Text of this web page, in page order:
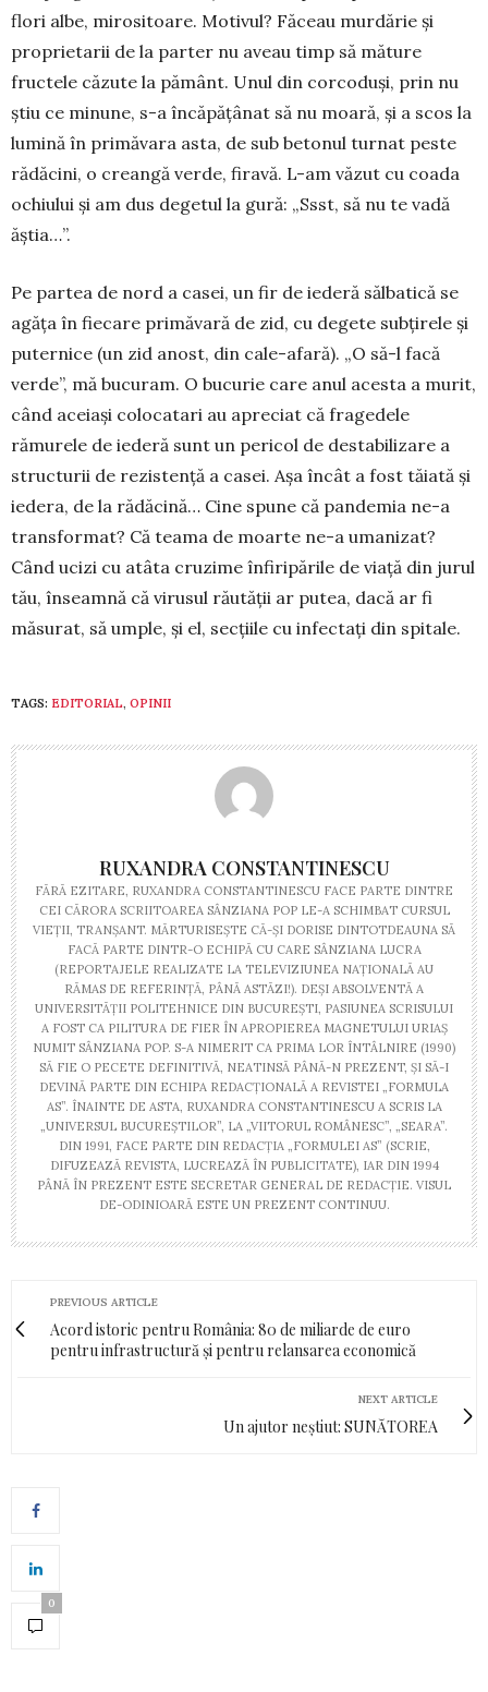
flori albe, mirositoare. Motivul? Fă­ceau murdărie și
proprietarii de la parter nu aveau timp să măture
fructele căzute la pământ. Unul din corcoduși, prin nu
știu ce minune, s-a încăpățânat să nu moară, și a scos la
lumină în primăvara asta, de sub betonul turnat peste
rădăcini, o creangă verde, firavă. L-am văzut cu coada
ochiului și am dus de­getul la gură: „Ssst, să nu te vadă
ăștia…”.
Pe partea de nord a casei, un fir de iederă săl­ba­tică se
agăța în fiecare primăvară de zid, cu degete sub­țirele și
puternice (un zid anost, din cale-afară). „O să-l facă
verde”, mă bucuram. O bucurie care anul acesta a murit,
când aceiași colocatari au apre­ciat că fragedele
rămurele de iederă sunt un pericol de destabilizare a
structurii de rezistență a casei. Așa în­cât a fost tăiată și
iedera, de la rădăcină… Cine spu­ne că pandemia ne-a
transformat? Că teama de moarte ne-a umanizat?
Când ucizi cu atâta cruzime înfiripările de viață din jurul
tău, înseamnă că virusul răutății ar putea, dacă ar fi
măsurat, să umple, și el, secțiile cu infectați din spitale.
TAGS: EDITORIAL, OPINII
RUXANDRA CONSTANTINESCU
FĂRĂ EZITARE, RUXANDRA CONSTANTINESCU FACE PARTE DINTRE
CEI CĂRORA SCRIITOAREA SÂNZIANA POP LE-A SCHIMBAT CURSUL
VIEȚII, TRANȘANT. MĂRTURISEȘTE CĂ-ȘI DORISE DINTOTDEAUNA SĂ
FACĂ PARTE DINTR-O ECHIPĂ CU CARE SÂNZIANA LUCRA
(REPORTAJELE REALIZATE LA TELEVIZIUNEA NAȚIONALĂ AU
RĂMAS DE REFERINȚĂ, PÂNĂ ASTĂZI!). DEȘI ABSOLVENTĂ A
UNIVERSITĂȚII POLITEHNICE DIN BUCUREȘTI, PASIUNEA SCRISULUI
A FOST CA PILITURA DE FIER ÎN APROPIEREA MAGNETULUI URIAȘ
NUMIT SÂNZIANA POP. S-A NIMERIT CA PRIMA LOR ÎNTÂLNIRE (1990)
SĂ FIE O PECETE DEFINITIVĂ, NEATINSĂ PÂNĂ-N PREZENT, ȘI SĂ-I
DEVINĂ PARTE DIN ECHIPA REDACȚIONALĂ A REVISTEI „FORMULA
AS”. ÎNAINTE DE ASTA, RUXANDRA CONSTANTINESCU A SCRIS LA
„UNIVERSUL BUCUREȘTILOR”, LA „VIITORUL ROMÂNESC”, „SEARA”.
DIN 1991, FACE PARTE DIN REDACȚIA „FORMULEI AS” (SCRIE,
DIFUZEAZĂ REVISTA, LUCREAZĂ ÎN PUBLICITATE), IAR DIN 1994
PÂNĂ ÎN PREZENT ESTE SECRETAR GENERAL DE REDACȚIE. VISUL
DE-ODINIOARĂ ESTE UN PREZENT CONTINUU.
PREVIOUS ARTICLE
Acord istoric pentru România: 80 de miliarde de euro
pentru infrastructură și pentru relansarea economică
NEXT ARTICLE
Un ajutor neștiut: SUNĂTOREA
0